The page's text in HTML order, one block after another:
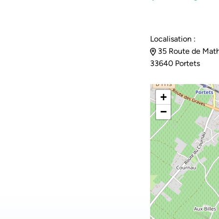
Localisation :
35 Route de
33640 Portets
+
−